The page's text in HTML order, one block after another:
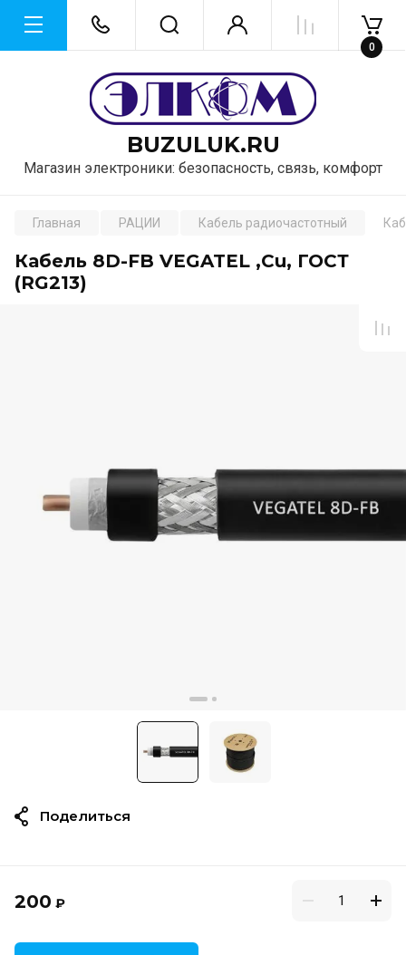
BUZULUK.RU
Магазин электроники: безопасность, связь, комфорт
0
Главная РАЦИИ Кабель радиочастотный
Кабель 8D-FB VEGATEL ,Cu, ГОСТ
(RG213)
200 ₽
Поделиться